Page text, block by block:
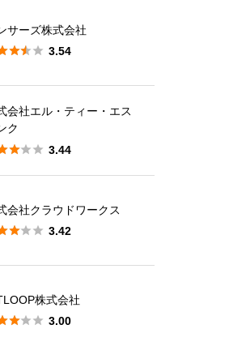
サーズ株式会社
 3.54
会社エル・ティー・エス
ク
 3.44
会社クラウドワークス
 3.42
株式会社
 3.00